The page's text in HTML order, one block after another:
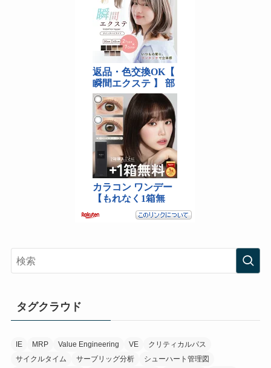
タグクラウド
IE MRP Value Engineering VE
クリティカルパス
サイクルタイム
サーブリッグ分析
シューハート管理図